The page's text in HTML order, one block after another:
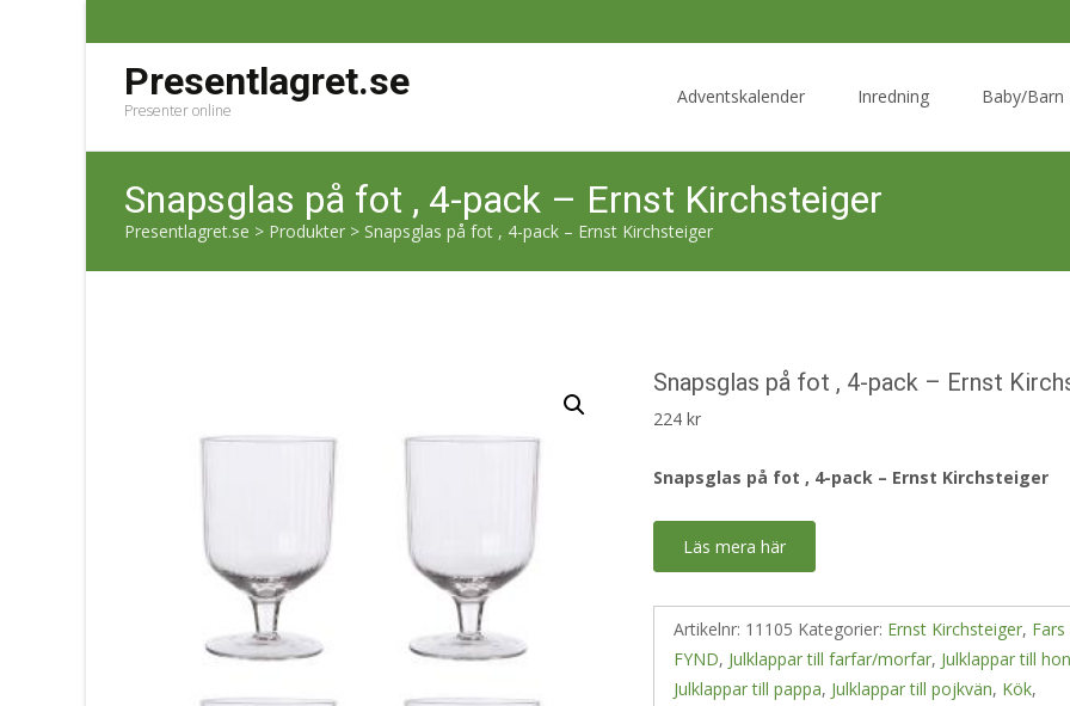
Presentlagret.se
Presenter online
Adventskalender Inredning Baby/Barn
Snapsglas på fot , 4-pack – Ernst Kirchsteiger
Presentlagret.se > Produkter > Snapsglas på fot , 4-pack – Ernst Kirchsteiger
Snapsglas på fot , 4-pack – Ernst
224kr
Snapsglas på fot , 4-pack – Ernst Kirchsteiger
Läs mera här
Artikelnr: 11105 Kategorier: Ernst Kirchsteiger,
FYND, Julklappar till farfar/morfar, Julklappar till
Julklappar till pappa, Julklappar till pojkvän, Kök,